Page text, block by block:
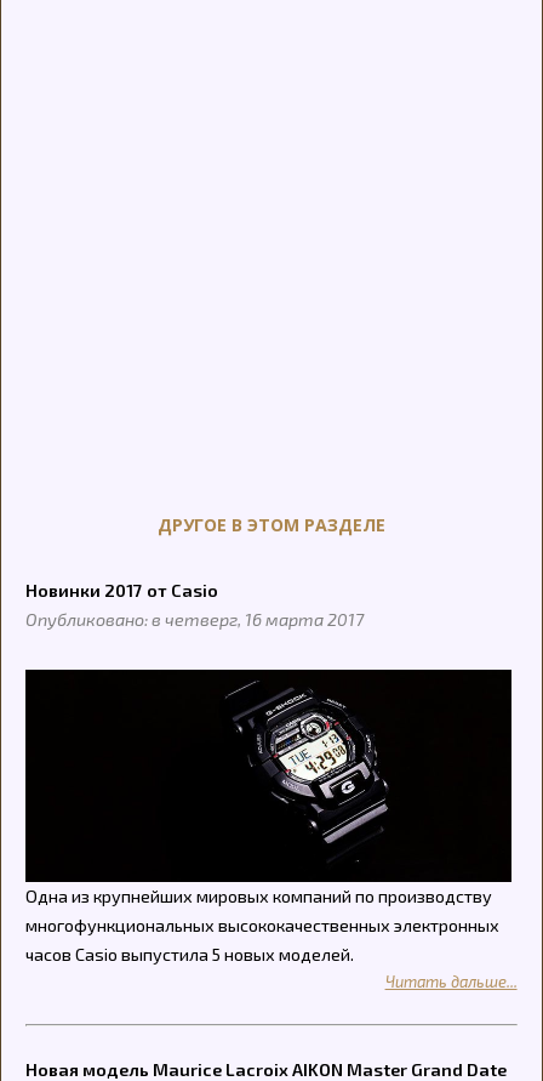
ДРУГОЕ В ЭТОМ РАЗДЕЛЕ
Новинки 2017 от Саsio
Опубликовано: в четверг, 16 марта 2017
Одна из крупнейших мировых компаний по производству
многофункциональных высококачественных электронных
часов Саsio выпустила 5 новых моделей.
Читать дальше...
Новая модель Maurice Lacroix AIKON Master Grand Date